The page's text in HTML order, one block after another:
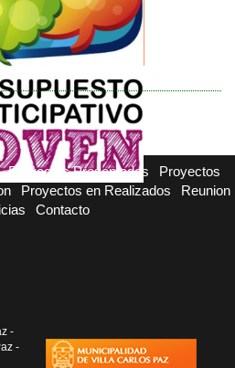
Proyectos Presentados
Proyectos
Proyectos en Realizados
Reunion
Contacto
-
-